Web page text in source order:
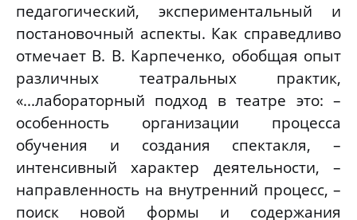
педагогический, экспериментальный и
постановочный аспекты. Как справедливо
отмечает В. В. Карпеченко, обобщая опыт
различных театральных практик,
«...лабораторный подход в театре это: –
особенность организации процесса
обучения и создания спектакля, –
интенсивный характер деятельности, –
направленность на внутренний процесс, –
поиск новой формы и содержания